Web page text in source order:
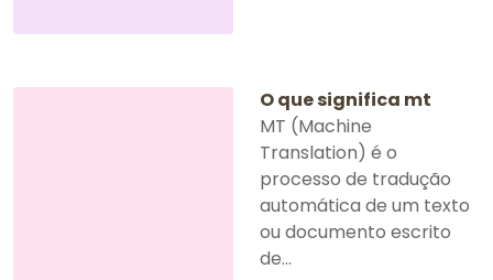
O que significa mt
MT (Machine
Translation) é o
processo de tradução
automática de um texto
ou documento escrito
de...